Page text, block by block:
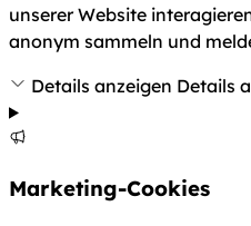
unserer Website
anonym sammeln und
Details anzeigen Details
Marketing-Cookies